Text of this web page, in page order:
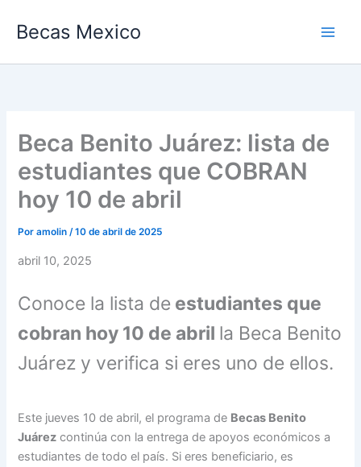
Becas Mexico
Beca Benito Juárez: lista de
estudiantes que COBRAN
hoy 10 de abril
Poramolin/10 de abril de 2025
abril 10, 2025
Conoce la lista de estudiantes que
cobran hoy 10 de abril la Beca Benito
Juárez y verifica si eres uno de ellos.
Este jueves 10 de abril, el programa de Becas Benito
Juárez continúa con la entrega de apoyos económicos a
estudiantes de todo el país. Si eres beneficiario, es